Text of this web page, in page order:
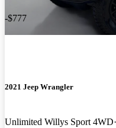
-$777
2021 Jeep Wrangler
Unlimited Willys Sport 4WD